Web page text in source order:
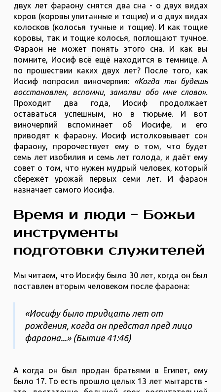
двух лет фараону снятся два сна - о двух видах
коров (коровы упитанные и тощие) и о двух видах
колосков (колосья тучные и тощие). И как тощие
коровы, так и тощие колосья, поглощают тучное.
Фараон не может понять этого сна. И как вы
помните, Иосиф всё ещё находится в темнице. А
по прошествии каких двух лет? После того, как
Иосиф попросил виночерпия: «Когда ты будешь
восстановлен, вспомни, замолви обо мне слово».
Проходит два года, Иосиф продолжает
оставаться успешным, но в тюрьме. И вот
виночерпий вспоминает об Иосифе, и его
приводят к фараону. Иосиф истолковывает сон
фараону, пророчествует ему о том, что будет
семь лет изобилия и семь лет голода, и даёт ему
совет о том, что нужен мудрый человек, который
сбережёт урожай первых семи лет. И фараон
назначает самого Иосифа.
Время и люди - Божьи
инструменты
подготовки служителей
Мы читаем, что Иосифу было 30 лет, когда он был
поставлен вторым человеком после фараона:
«Иосифу было тридцать лет от
рождения, когда он предстал пред лицо
фараона...» (Бытие 41:46)
А когда он был продан братьями в Египет, ему
было 17. То есть прошло целых 13 лет мытарств -